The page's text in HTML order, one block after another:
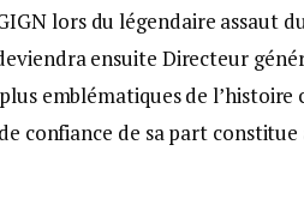
lors du légendaire assaut
ensuite Directeur
emblématiques de
confiance de sa part constitue